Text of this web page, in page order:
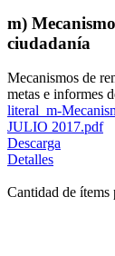
m)
ciudadanía
Mecanismos de
metas e informes
literal_m-
JULIO 2017.pdf
Descarga
Detalles
Cantidad de ítems